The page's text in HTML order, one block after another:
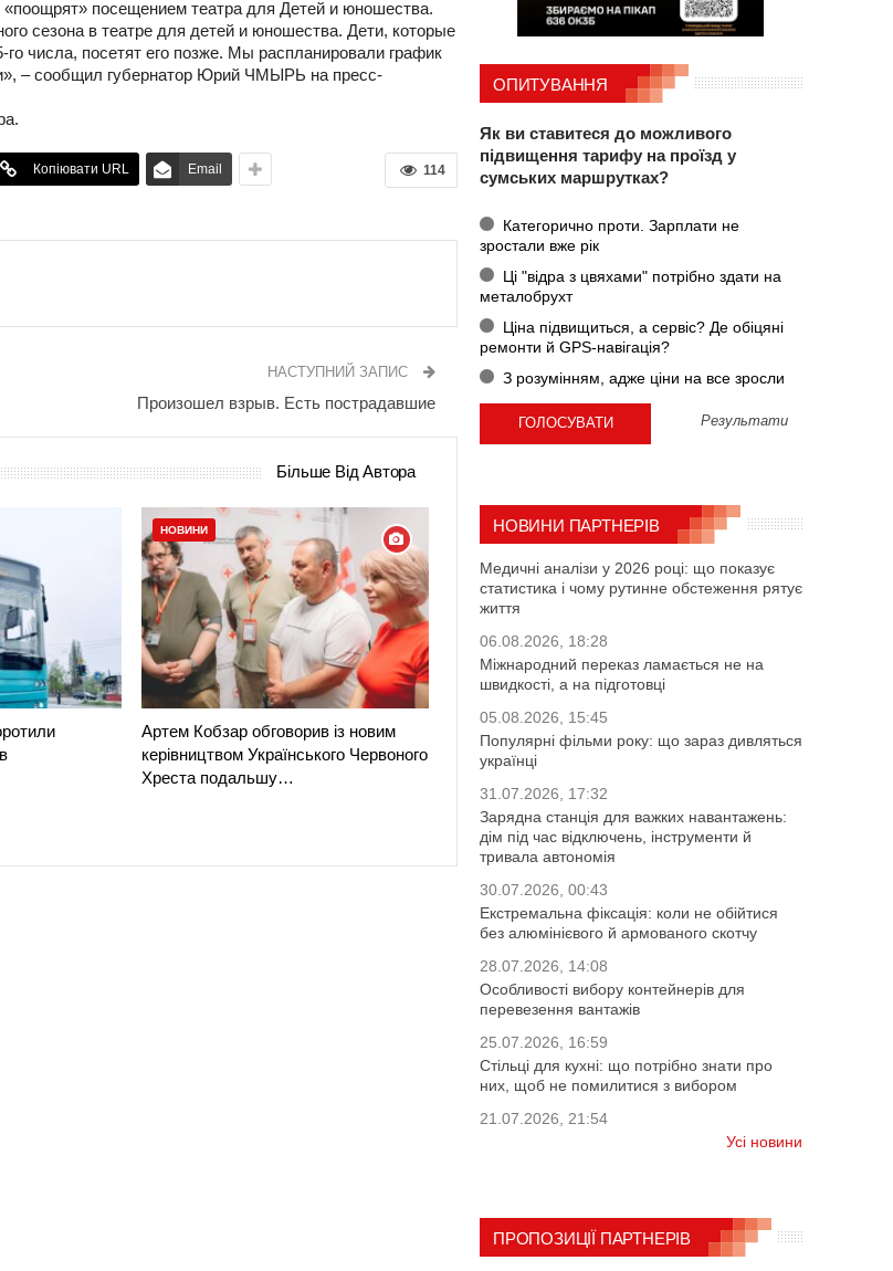
посещением театра для Детей и юношества.
сезона в театре для детей и юношества. Дети, которые
числа, посетят его позже. Мы распланировали график
– сообщил губернатор Юрий ЧМЫРЬ на пресс-
114
Копіювати URL Email
НАСТУПНИЙ ЗАПИС
Произошел взрыв. Есть пострадавшие
Більше Від Автора
НОВИНИ
Артем Кобзар обговорив із новим
керівництвом Українського Червоного
Хреста подальшу…
ОПИТУВАННЯ
Як ви ставитеся до можливого
підвищення тарифу на проїзд у
сумських маршрутках?
Категорично проти. Зарплати не
зростали вже рік
Ці "відра з цвяхами" потрібно здати на
металобрухт
Ціна підвищиться, а сервіс? Де обіцяні
ремонти й GPS-навігація?
З розумінням, адже ціни на все зросли
Результати
НОВИНИ ПАРТНЕРІВ
Медичні аналізи у 2026 році: що показує
статистика і чому рутинне обстеження рятує
життя
06.08.2026, 18:28
Міжнародний переказ ламається не на
швидкості, а на підготовці
05.08.2026, 15:45
Популярні фільми року: що зараз дивляться
українці
31.07.2026, 17:32
Зарядна станція для важких навантажень:
дім під час відключень, інструменти й
тривала автономія
30.07.2026, 00:43
Екстремальна фіксація: коли не обійтися
без алюмінієвого й армованого скотчу
28.07.2026, 14:08
Особливості вибору контейнерів для
перевезення вантажів
25.07.2026, 16:59
Стільці для кухні: що потрібно знати про
них, щоб не помилитися з вибором
21.07.2026, 21:54
Усі новини
ПРОПОЗИЦІЇ ПАРТНЕРІВ